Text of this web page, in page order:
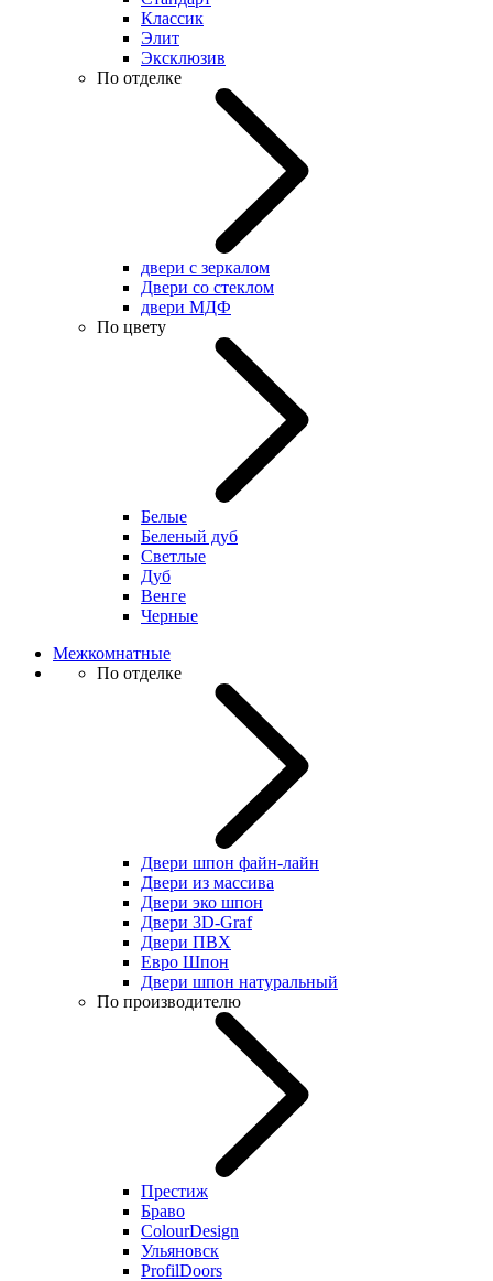
Классик
Элит
Эксклюзив
По отделке
двери с зеркалом
Двери со стеклом
двери МДФ
По цвету
Белые
Беленый дуб
Светлые
Дуб
Венге
Черные
Межкомнатные
По отделке
Двери шпон файн-лайн
Двери из массива
Двери эко шпон
Двери 3D-Graf
Двери ПВХ
Евро Шпон
Двери шпон натуральный
По производителю
Престиж
Браво
ColourDesign
Ульяновск
ProfilDoors